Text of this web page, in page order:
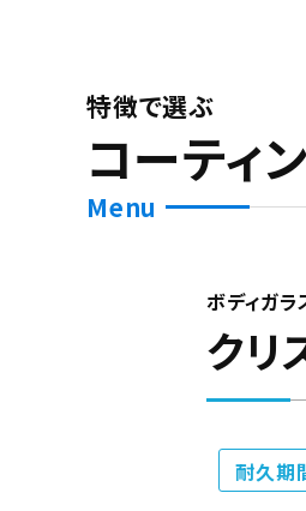
特徴で選ぶ
コーティ
Menu
ボディガラ
クリ
耐久期